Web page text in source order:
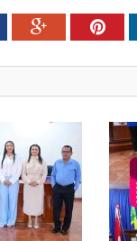
Google+